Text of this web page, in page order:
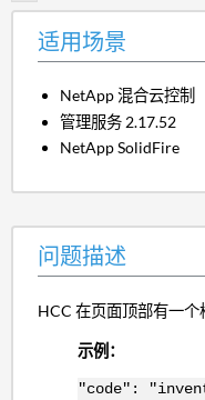
适用场景
NetApp 混合云控制
管理服务 2.17.52
NetApp SolidFire
问题描述
HCC 在页面顶部有一个
示例：
"code":